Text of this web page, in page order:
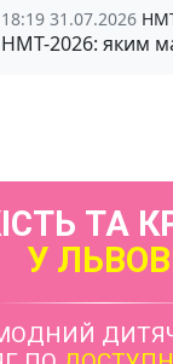
18:19 31.07.2026
НМТ-2026: яким